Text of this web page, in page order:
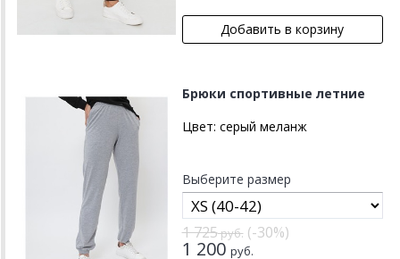
Брюки спортивные летние
Цвет: серый меланж
Выберите размер
1 725руб.(-30%)
1 200 руб.